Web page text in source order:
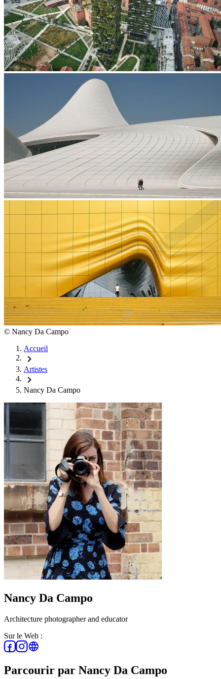
© Nancy Da Campo
Accueil
chevron_right
Artistes
chevron_right
Nancy Da Campo
Nancy Da Campo
Architecture photographer and educator
Sur le Web :
Parcourir par Nancy Da Campo